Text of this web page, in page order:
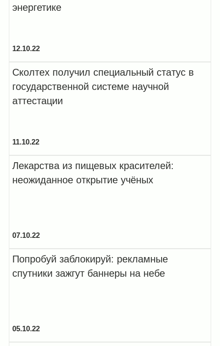
энергетике
12.10.22
Сколтех получил специальный статус в
государственной системе научной
аттестации
11.10.22
Лекарства из пищевых красителей:
неожиданное открытие учёных
07.10.22
Попробуй заблокируй: рекламные
спутники зажгут баннеры на небе
05.10.22